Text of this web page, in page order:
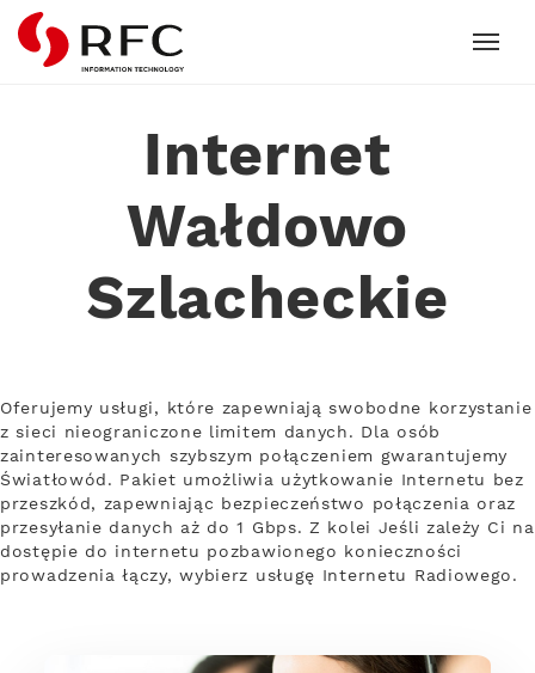
RFC
Internet
Wałdowo
Szlacheckie
Oferujemy usługi, które zapewniają swobodne korzystanie
z sieci nieograniczone limitem danych. Dla osób
zainteresowanych szybszym połączeniem gwarantujemy
Światłowód. Pakiet umożliwia użytkowanie Internetu bez
przeszkód, zapewniając bezpieczeństwo połączenia oraz
przesyłanie danych aż do 1 Gbps. Z kolei Jeśli zależy Ci na
dostępie do internetu pozbawionego konieczności
prowadzenia łączy, wybierz usługę Internetu Radiowego.